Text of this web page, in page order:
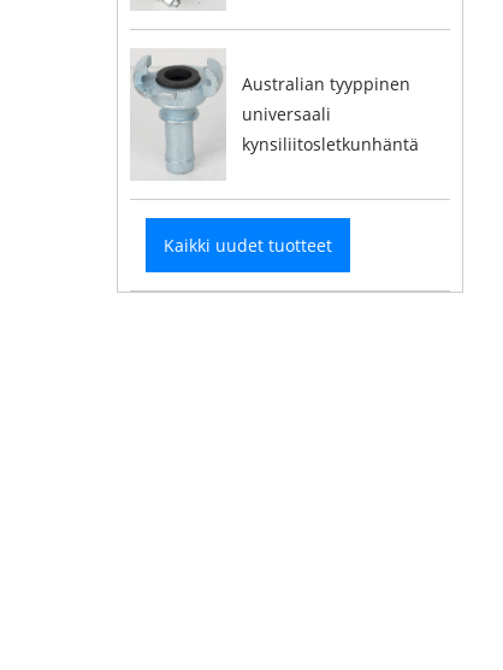
Australian tyyppinen
universaali
kynsiliitosletkunhäntä
Kaikki uudet tuotteet